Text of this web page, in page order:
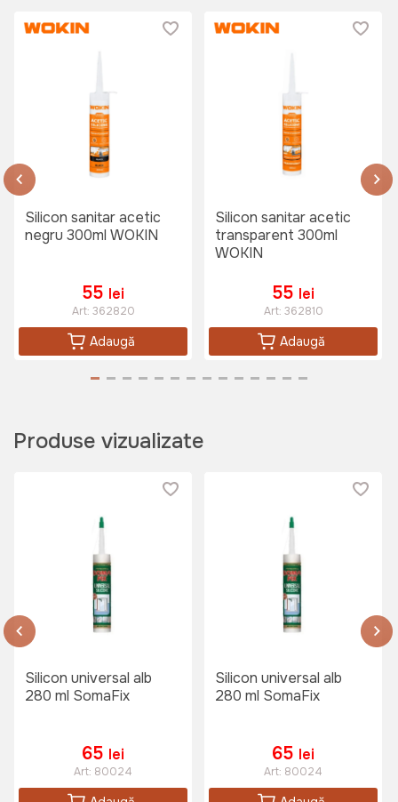
Silicon sanitar acetic
negru 300ml WOKIN
55 lei
Art: 362820
Adaugă
Silicon sanitar acetic
transparent 300ml
WOKIN
55 lei
Art: 362810
Adaugă
Produse vizualizate
Silicon universal alb
280 ml SomaFix
65 lei
Art: 80024
Silicon universal alb
280 ml SomaFix
65 lei
Art: 80024